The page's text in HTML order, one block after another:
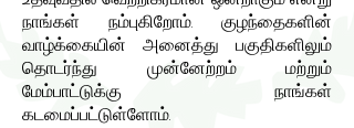
நாங்கள் நம்புகிறோம். குழந்தைகளின்
வாழ்க்கையின் அனைத்து பகுதிகளிலும்
தொடர்ந்து முன்னேற்றம் மற்றும்
மேம்பாட்டுக்கு நாங்கள்
கடமைப்பட்டுள்ளோம்.